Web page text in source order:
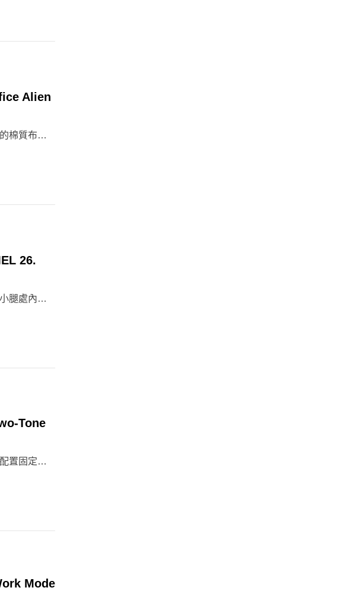
Alien
的棉質布…
26.
小腿處內…
Tone
配置固定…
Mode